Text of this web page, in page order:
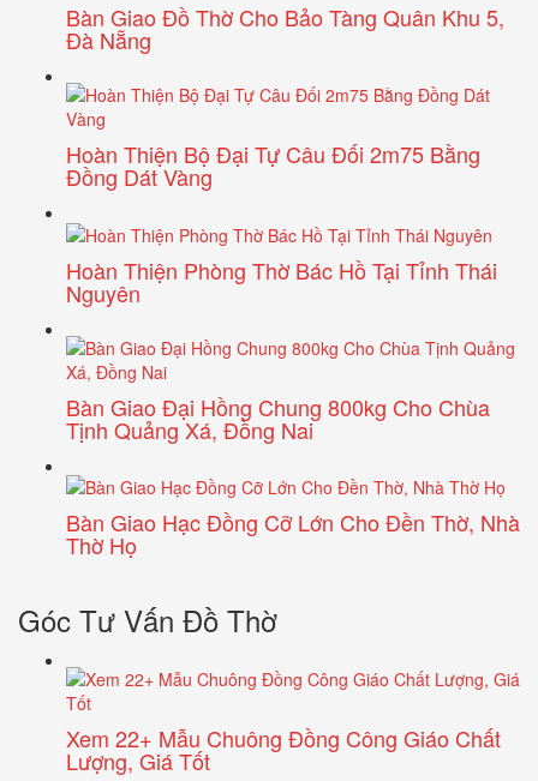
Bàn Giao Đồ Thờ Cho Bảo Tàng Quân Khu 5,
Đà Nẵng
Hoàn Thiện Bộ Đại Tự Câu Đối 2m75 Bằng
Đồng Dát Vàng
Hoàn Thiện Phòng Thờ Bác Hồ Tại Tỉnh Thái
Nguyên
Bàn Giao Đại Hồng Chung 800kg Cho Chùa
Tịnh Quảng Xá, Đồng Nai
Bàn Giao Hạc Đồng Cỡ Lớn Cho Đền Thờ, Nhà
Thờ Họ
Góc Tư Vấn Đồ Thờ
Xem 22+ Mẫu Chuông Đồng Công Giáo Chất
Lượng, Giá Tốt